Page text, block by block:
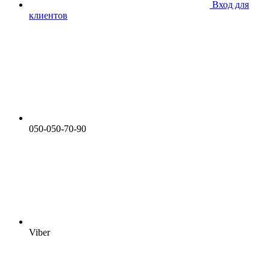
Вход для
клиентов
050-050-70-90
Viber